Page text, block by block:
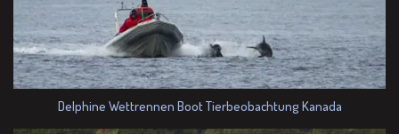
Delphine Wettrennen Boot Tierbeobachtung Kanada